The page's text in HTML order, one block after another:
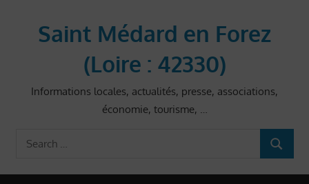
Saint Médard en Forez
(Loire : 42330)
Informations locales, actualités, presse, associations,
économie, tourisme, …
Search
SEARCH